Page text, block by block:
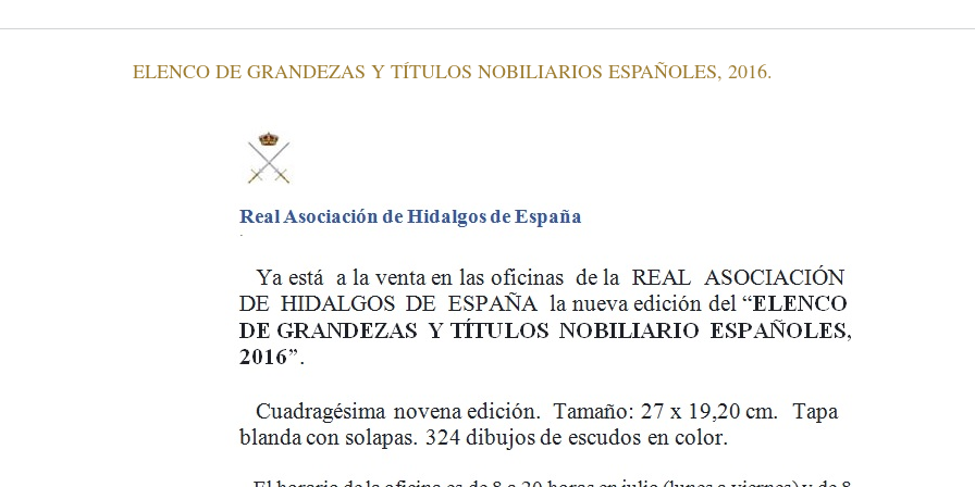
ELENCO DE GRANDEZAS Y TÍTULOS NOBILIARIOS ESPAÑOLES, 2016.